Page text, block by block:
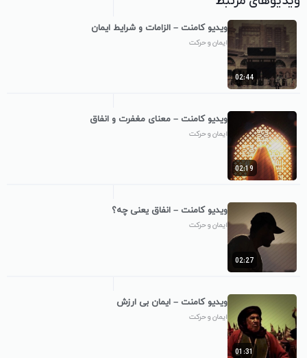
02:44
ویدیو کامنت – الزامات و شرایط ایمان
ایمان و حرکت
02:19
ویدیو کامنت – معنای مغفرت و انفاق
ایمان و حرکت
02:27
ویدیو کامنت – انفاق یعنی چه؟
ایمان و حرکت
01:31
ویدیو کامنت – ایمان بی ارزش
ایمان و حرکت